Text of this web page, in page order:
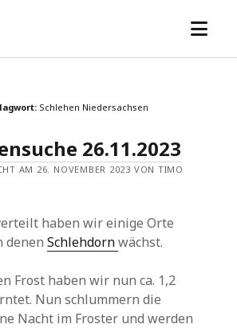
Menü
Schlehen Niedersachsen
26.11.2023
AM 26. NOVEMBER 2023 VON TIMO
haben wir einige Orte
denenSchlehdornwächst.
Frost haben wir nun ca. 1,2
Nun schlummern die
Nacht im Froster und werden